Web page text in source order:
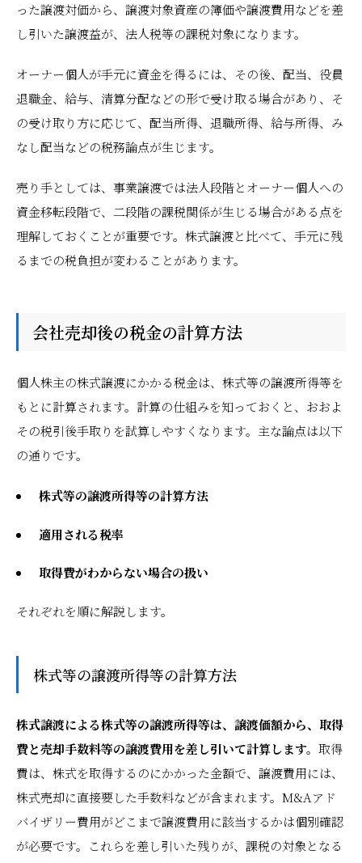
った譲渡対価から、譲渡対象資産の簿価や譲渡費用などを差
し引いた譲渡益が、法人税等の課税対象になります。
オーナー個人が手元に資金を得るには、その後、配当、役員
退職金、給与、清算分配などの形で受け取る場合があり、そ
の受け取り方に応じて、配当所得、退職所得、給与所得、み
なし配当などの税務論点が生じます。
売り手としては、事業譲渡では法人段階とオーナー個人への
資金移転段階で、二段階の課税関係が生じる場合がある点を
理解しておくことが重要です。株式譲渡と比べて、手元に残
るまでの税負担が変わることがあります。
会社売却後の税金の計算方法
個人株主の株式譲渡にかかる税金は、株式等の譲渡所得等を
もとに計算されます。計算の仕組みを知っておくと、おおよ
その税引後手取りを試算しやすくなります。主な論点は以下
の通りです。
株式等の譲渡所得等の計算方法
適用される税率
取得費がわからない場合の扱い
それぞれを順に解説します。
株式等の譲渡所得等の計算方法
株式譲渡による株式等の譲渡所得等は、譲渡価額から、取得
費と売却手数料等の譲渡費用を差し引いて計算します。 取得
費は、株式を取得するのにかかった金額で、譲渡費用には、
株式売却に直接要した手数料などが含まれます。M&Aアド
バイザリー費用がどこまで譲渡費用に該当するかは個別確認
が必要です。これらを差し引いた残りが、課税の対象となる